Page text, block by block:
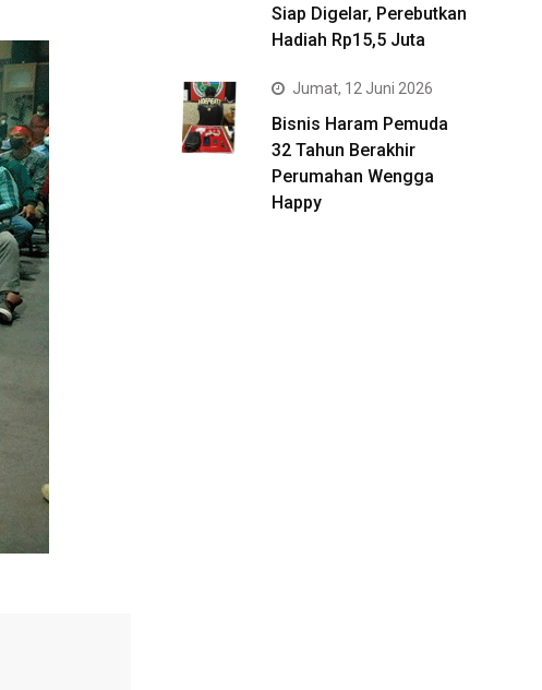
Siap Digelar, Perebutkan
Hadiah Rp15,5 Juta
Jumat, 12 Juni 2026
Bisnis Haram Pemuda
32 Tahun Berakhir
Perumahan Wengga
Happy